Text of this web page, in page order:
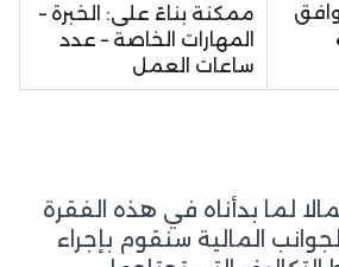
ممكنة بناءً على: الخبرة –
المهارات الخاصة – عدد
ساعات العمل
لما بدأناه في هذه الفقرة
المالية سنقوم بإجراء